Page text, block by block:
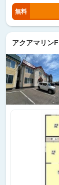
無料
アクアマリンF